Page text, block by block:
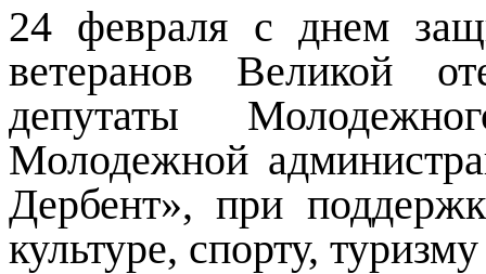
24 февраля с днем
ветеранов Великой
депутаты
Молодежной
Дербент», при
культуре, спорту,